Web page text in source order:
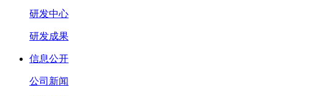
研发中心
研发成果
信息公开
公司新闻